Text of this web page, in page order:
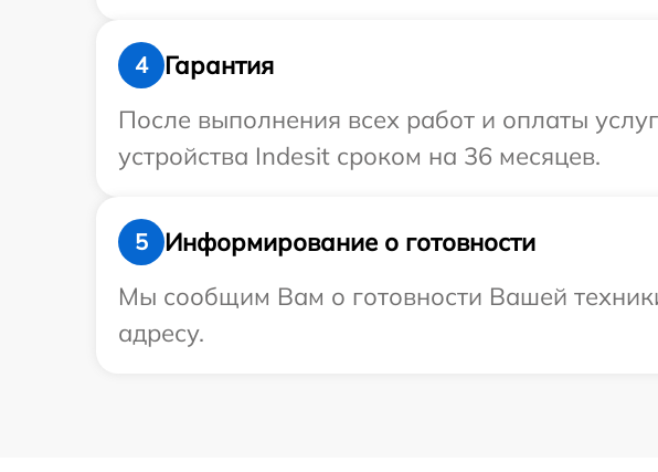
4
Гарантия
После выполнения всех работ и оплаты
устройства Indesit сроком на 36 месяцев.
5
Информирование о готовности
Мы сообщим Вам о готовности Вашей
адресу.